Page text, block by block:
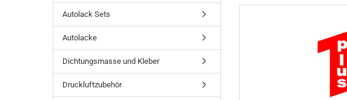
Autolack Sets
Autolacke
Dichtungsmasse und Kleber
Druckluftzubehör